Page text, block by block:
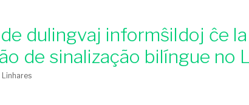
dulingvaj informŝildoj ĉe
de sinalização bilíngue no
Linhares